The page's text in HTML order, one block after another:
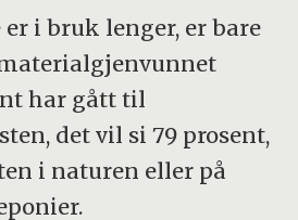
i bruk lenger, er bare
har gått til
det vil si 79 prosent,
i naturen eller på